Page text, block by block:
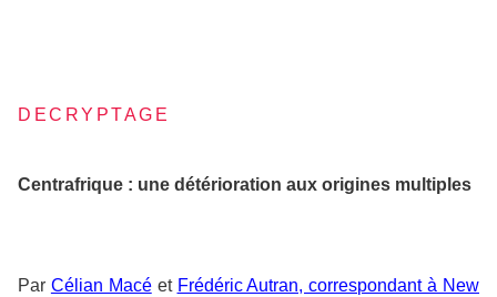
DECRYPTAGE
Centrafrique : une détérioration aux origines multiples
Par Célian Macéet Frédéric Autran, correspondant à New